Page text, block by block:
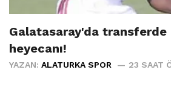
Galatasaray'da transferde
heyecanı!
YAZAN: ALATURKA SPOR 23 SAAT